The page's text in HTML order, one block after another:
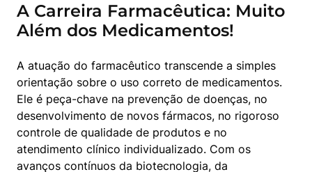
A Carreira Farmacêutica: Muito
Além dos Medicamentos!
A atuação do farmacêutico transcende a simples
orientação sobre o uso correto de medicamentos.
Ele é peça-chave na prevenção de doenças, no
desenvolvimento de novos fármacos, no rigoroso
controle de qualidade de produtos e no
atendimento clínico individualizado. Com os
avanços contínuos da biotecnologia, da